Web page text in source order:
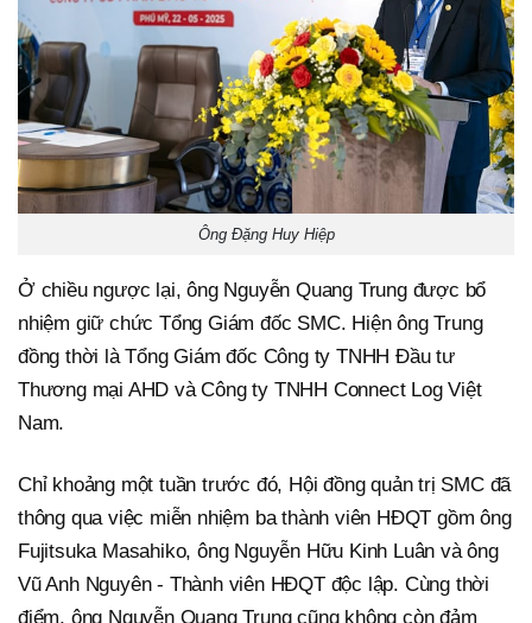
Ông Đặng Huy Hiệp
Ở chiều ngược lại, ông Nguyễn Quang Trung được bổ
nhiệm giữ chức Tổng Giám đốc SMC. Hiện ông Trung
đồng thời là Tổng Giám đốc Công ty TNHH Đầu tư
Thương mại AHD và Công ty TNHH Connect Log Việt
Nam.
Chỉ khoảng một tuần trước đó, Hội đồng quản trị SMC đã
thông qua việc miễn nhiệm ba thành viên HĐQT gồm ông
Fujitsuka Masahiko, ông Nguyễn Hữu Kinh Luân và ông
Vũ Anh Nguyên - Thành viên HĐQT độc lập. Cùng thời
điểm, ông Nguyễn Quang Trung cũng không còn đảm